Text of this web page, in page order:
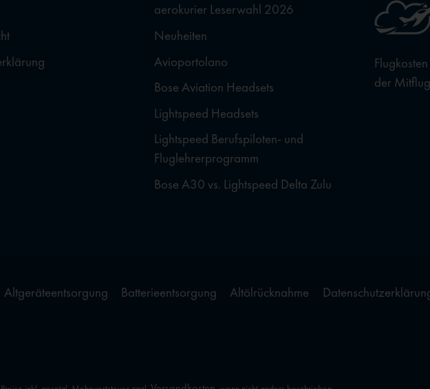
aerokurier Leserwahl 2026
Neuheiten
Avioportolano
Bose Aviation Headsets
Lightspeed Headsets
Lightspeed Berufspiloten- und
Fluglehrerprogramm
Bose A30 vs. Lightspeed Delta Zulu
der
Altgeräteentsorgung Batterieentsorgung Altölrücknahme